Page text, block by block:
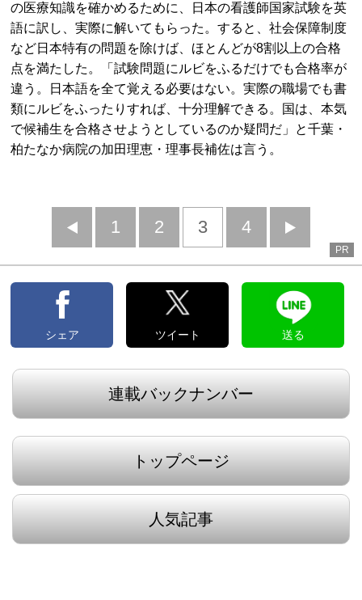
の医療知識を確かめるために、日本の看護師国家試験を英
語に訳し、実際に解いてもらった。すると、社会保障制度
など日本特有の問題を除けば、ほとんどが8割以上の合格
点を満たした。「試験問題にルビをふるだけでも合格率が
違う。日本語を全て覚える必要はない。実際の職場でも書
類にルビをふったりすれば、十分理解できる。国は、本気
で候補生を合格させようとしているのか疑問だ」と千葉・
柏たなか病院の加田理恵・理事長補佐は言う。
前
へ
1 2 3 4
へ
PR
シェア ツイート 送る
連載バックナンバー
トップページ
人気記事